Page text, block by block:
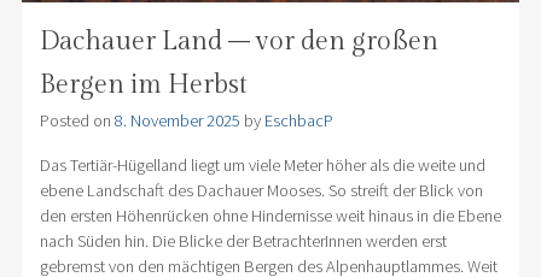
Dachauer Land – vor den großen
Bergen im Herbst
Posted on 8. November 2025 by EschbacP
Das Tertiär-Hügelland liegt um viele Meter höher als die weite und
ebene Landschaft des Dachauer Mooses. So streift der Blick von
den ersten Höhenrücken ohne Hindernisse weit hinaus in die Ebene
nach Süden hin. Die Blicke der BetrachterInnen werden erst
gebremst von den mächtigen Bergen des Alpenhauptlammes. Weit